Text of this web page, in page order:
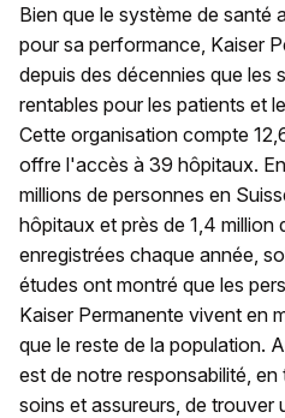
Bien que le système de santé
pour sa performance, Kaiser
depuis des décennies que les
rentables pour les patients et
Cette organisation compte
offre l'accès à 39 hôpitaux.
millions de personnes en
hôpitaux et près de 1,4
enregistrées chaque année,
études ont montré que les
Kaiser Permanente vivent en
que le reste de la population.
est de notre responsabilité,
soins et assureurs, de trouver